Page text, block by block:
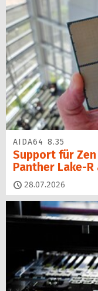
AIDA64 8.35
Support für Zen
Panther Lake-
28.07.2026